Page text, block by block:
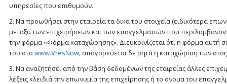
υπηρεσίες που επιθυμούν.
2. Να προωθήσει στην εταιρεία τα δικά του στοιχεία (ειδικότερα
μεταξύ των επιχειρήσεων και των επαγγελματιών που
την φόρμα «Φόρμα καταχώρησης». Διευκρινίζεται ότι η φόρμα
του στο www.VresNow, απαγορεύεται δε ρητά η καταχώριση των
3. Να αναζητήσει από την βάση δεδομένων της εταιρείας άλλες
λέξεις κλειδιά την επωνυμία της επιχείρησης ή το όνομα του